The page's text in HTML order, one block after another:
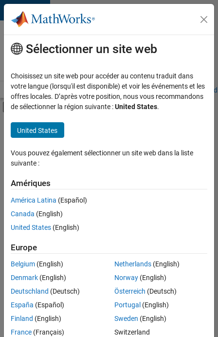
Passer au contenu
Votre
carrière
chez
Accueil Explorer nos opportunités Adresses de nos bureaux
Activer/désactiver l'affichage du menu
Contenu principal
FILTRER PAR
Gestion des programmes
Ingénierie de la qualité
Enregistrer
sélectionnées
Les
descriptions
poste
n’ont
pas
Sélectionner un site web
Choisissez un site web pour accéder au contenu traduit dans
votre langue (lorsqu'il est disponible) et voir les événements et les
offres locales. D’après votre position, nous vous recommandons
de sélectionner la région suivante :United States.
United States
Vous pouvez également sélectionner un site web dans la liste
suivante :
Amériques
América Latina (Español)
Canada (English)
United States (English)
Europe
Belgium (English)
Denmark (English)
Deutschland (Deutsch)
España (Español)
Finland (English)
France (Français)
Netherlands(English)
Norway(English)
Österreich (Deutsch)
Portugal (English)
Sweden (English)
Switzerland